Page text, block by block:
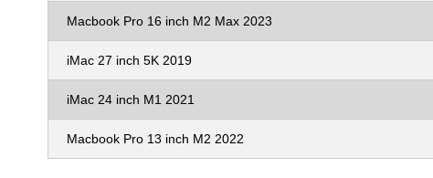
Macbook Pro 16 inch M2 Max 2023
iMac 27 inch 5K 2019
iMac 24 inch M1 2021
Macbook Pro 13 inch M2 2022